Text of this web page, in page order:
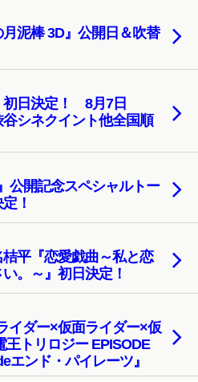
月泥棒 3D』公開日＆吹替
初日決定！ 8月7日
谷シネクイント他全国順
公開記念スペシャルトー
！
平『恋愛戯曲～私と恋
。～』初日決定！
イダー×仮面ライダー×仮
王トリロジー EPISODE
エンド・パイレーツ』